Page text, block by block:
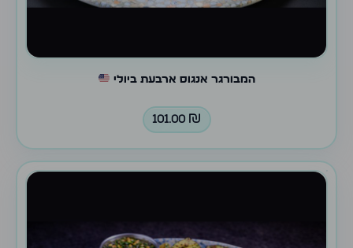
המבורגר אנגוס ארבעת ביולי
101.00 ₪